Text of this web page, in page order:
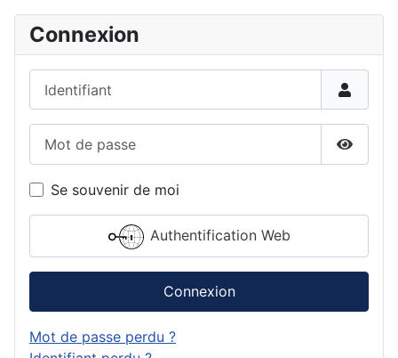
Connexion
Se souvenir de moi
Authentification Web
Connexion
Mot de passe perdu ?